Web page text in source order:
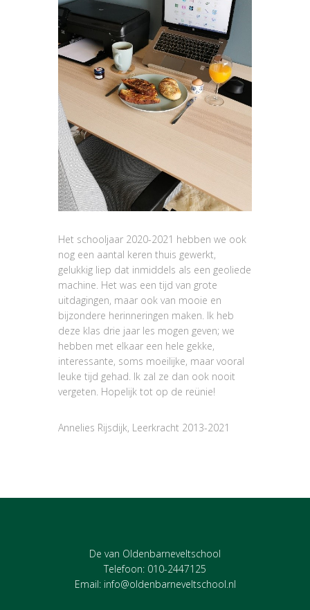
Het schooljaar 2020-2021 hebben we ook
nog een aantal keren thuis gewerkt,
gelukkig liep dat inmiddels als een geoliede
machine. Het was een tijd van grote
uitdagingen, maar ook van mooie en
bijzondere herinneringen maken. Ik heb
deze klas drie jaar les mogen geven; we
hebben met elkaar een hele gekke,
interessante, soms moeilijke, maar vooral
leuke tijd gehad. Ik zal ze dan ook nooit
vergeten. Hopelijk tot op de reünie!
Annelies Rijsdijk, Leerkracht 2013-2021
De van Oldenbarneveltschool
Telefoon: 010-2447125
Email: info@oldenbarneveltschool.nl